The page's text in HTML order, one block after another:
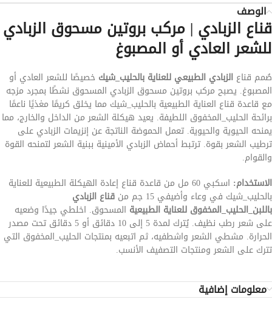
الوصف
قناع الزبادي | مركب بروتين مسحوق الزبادي
للشعر العادي أو المصبوغ
صُمم قناع الزبادي الطبيعي للعناية بالحليب_شيك خصيصًا للشعر العادي أو
المصبوغ. يصبح مركب بروتين مسحوق الزبادي المسحوق نشطًا بمجرد مزجه
مع قاعدة قناع العناية الطبيعية بالحليب_شيك مما يخلق كريمًا مغذيًا ناعمًا
برائحة الحليب_المخفوق اللطيفة. يعيد هيكلة الشعر من الداخل والخارج، مما
يمنحه الحيوية والحيوية. تعمل الحموضة الناتجة عن إنزيمات الزبادي على
ترطيب الشعر بقوة. ترتبط أحماض الزبادي الأمينية ببنية الشعر لتمنحه القوة
والقوام.
الاستخدام:
اسكبي 60 مل من قاعدة قناع إعادة الهيكلة الطبيعية للعناية
بالحليب_شيك في وعاء وأضيفي 15 جم من
قناع الزبادي
باللبن_الحليب_المخفوق للعناية الطبيعية المسحوق. اخلطي جيدًا وضعيه
على شعر رطب نظيف. يُترك لمدة 5 إلى 10 دقائق أو 5 دقائق تحت مصدر
الحرارة. مشطي الشعر واشطفيه، ثم اتبعيه بمنتجات الحليب_المخفوق التي
تترك على الشعر ومنتجات التصفيف الأنسب.
معلومات إضافية